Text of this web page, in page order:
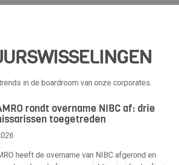
in de boardroom van onze corporates.
rondt overname NIBC af: drie
toegetreden
heeft de overname van NIBC afgerond en